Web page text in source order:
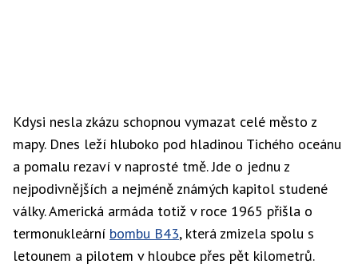
Kdysi nesla zkázu schopnou vymazat celé město z
mapy. Dnes leží hluboko pod hladinou Tichého oceánu
a pomalu rezaví v naprosté tmě. Jde o jednu z
nejpodivnějších a nejméně známých kapitol studené
války. Americká armáda totiž v roce 1965 přišla o
termonukleární bombu B43, která zmizela spolu s
letounem a pilotem v hloubce přes pět kilometrů.